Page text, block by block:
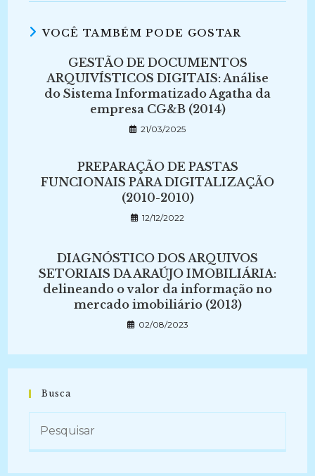
VOCÊ TAMBÉM PODE GOSTAR
GESTÃO DE DOCUMENTOS
ARQUIVÍSTICOS DIGITAIS: Análise
do Sistema Informatizado Agatha da
empresa CG&B (2014)
21/03/2025
PREPARAÇÃO DE PASTAS
FUNCIONAIS PARA DIGITALIZAÇÃO
(2010-2010)
12/12/2022
DIAGNÓSTICO DOS ARQUIVOS
SETORIAIS DA ARAÚJO IMOBILIÁRIA:
delineando o valor da informação no
mercado imobiliário (2013)
02/08/2023
Busca